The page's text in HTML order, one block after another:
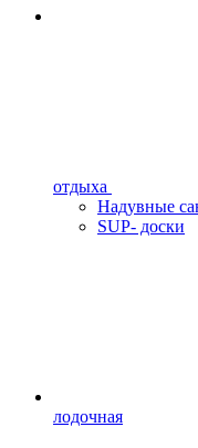
отдыха
Надувные
SUP- доски
лодочная